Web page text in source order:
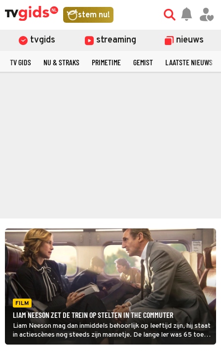
stem nu!
tvgids streaming nieuws
TV GIDS NU & STRAKS PRIMETIME GEMIST LAATSTE NIEUWS
FILM
LIAM NEESON ZET DE TREIN OP STELTEN IN THE COMMUTER
Liam Neeson mag dan inmiddels behoorlijk op leeftijd zijn, hij staat
in actiescènes nog steeds zijn mannetje. De lange Ier was 65 toen
hij the Commuter maakte, maar dat zie je er niet aan af.